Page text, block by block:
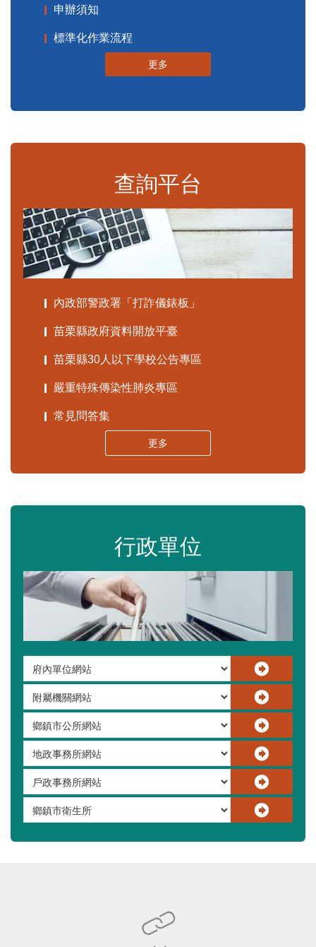
申辦須知
標準化作業流程
更多
查詢平台
內政部警政署「打詐儀錶板」
苗栗縣政府資料開放平臺
苗栗縣30人以下學校公告專區
嚴重特殊傳染性肺炎專區
常見問答集
更多
行政單位